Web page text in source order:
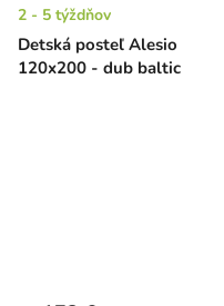
Detská posteľ Alesio
120x200 - dub baltic
2 - 5 týždňov